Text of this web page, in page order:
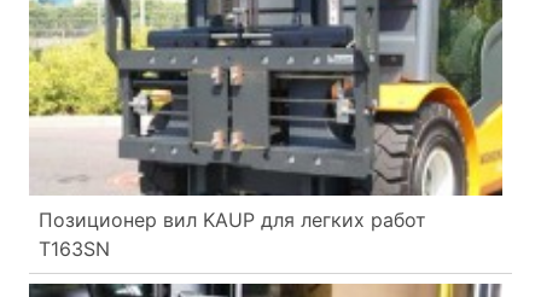
Позиционер вил KAUP для легких работ
T163SN